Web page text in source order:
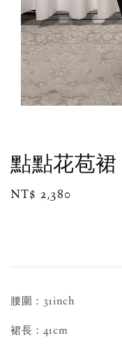
點點花苞裙
Regular
NT$ 2,380
腰圍：31inch
裙長：41cm